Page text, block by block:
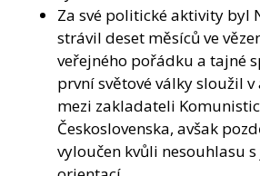
Za své politické aktivity byl
strávil deset měsíců ve
veřejného pořádku a tajné
první světové války sloužil
mezi zakladateli
Československa, avšak
vyloučen kvůli nesouhlasu